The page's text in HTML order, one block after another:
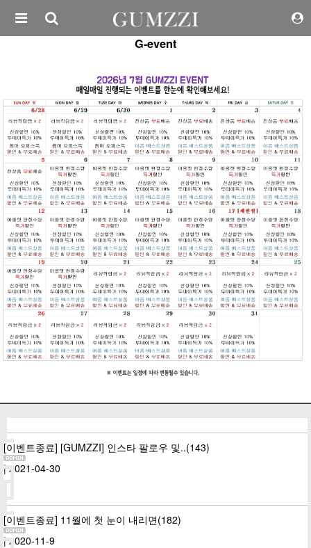
G-event
[이벤트종료] [GUMZZI] 인스타 팔로우 및..(143)
| 2021-04-30
[이벤트종료] 11월에 첫 눈이 내리면(182)
| 2020-11-9